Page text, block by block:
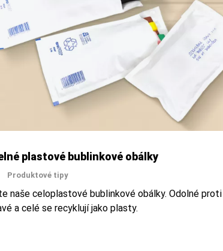
plastové bublinkové obálky
Produktové tipy
naše celoplastové bublinkové obálky. Odolné
a celé se recyklují jako plasty.